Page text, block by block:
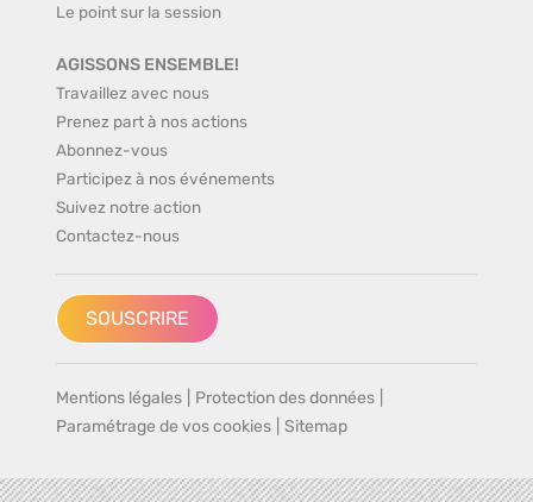
Le point sur la session
AGISSONS ENSEMBLE!
Travaillez avec nous
Prenez part à nos actions
Abonnez-vous
Participez à nos événements
Suivez notre action
Contactez-nous
SOUSCRIRE
Mentions légales Protection des données
Paramétrage de vos cookies
Sitemap